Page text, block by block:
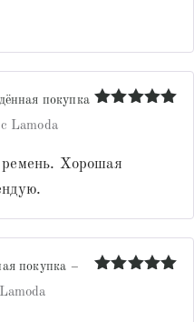
покупка
Lamoda
Хорошая
покупка –